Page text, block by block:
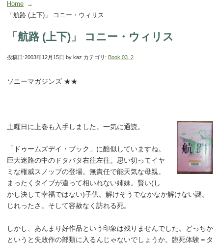
Home
「航路 (上下)」 コニー・ウィリス
「航路 (上下)」 コニー・ウィリス
投稿日:2003年12月15日 by kaz カテゴリ: Book.03_2
ソニーマガジンズ ★★
土曜日に上巻も入手しました。一気に通読。
「ドゥームズデイ・ブック」に酷似していますね。
巨大迷路の中のドタバタ右往左往。思い切ってイヤ
ミな権威スノッブの登場。無責任で能天気な母親。
まったくタイプが違って相いれない姉妹。賢い(し
かし決して幸福ではない)子供。解けそうでなかなか解けない謎。
じれったさ。そして容赦なく訪れる死。
しかし、あんまり好作品という印象は残りませんでした。どっちか
というと失敗作の部類に入るんじゃないでしょうか。臨死体験＝タ